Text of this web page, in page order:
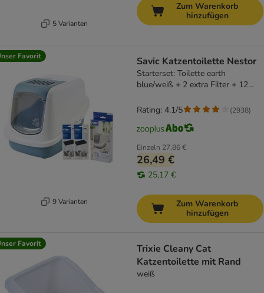
5 Varianten
Zum Warenkorb
hinzufügen
Favorit
9 Varianten
Savic Katzentoilette Nestor
Starterset: Toilette earth
blue/weiß + 2 extra Filter + 12
Einzeln 27,86 €
26,49 €
25,17 €
Rating: 4.1/5 (2938)
Zum Warenkorb
hinzufügen
Favorit
Trixie Cleany Cat
Katzentoilette mit Rand
weiß